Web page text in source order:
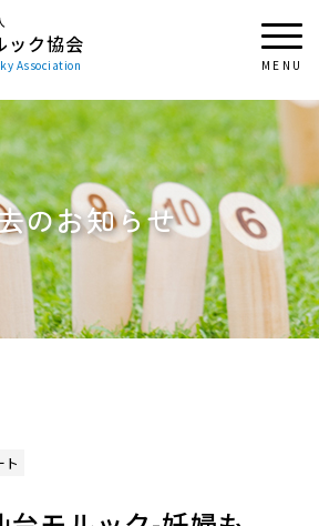
ック協会
Association
のお知らせ
ト